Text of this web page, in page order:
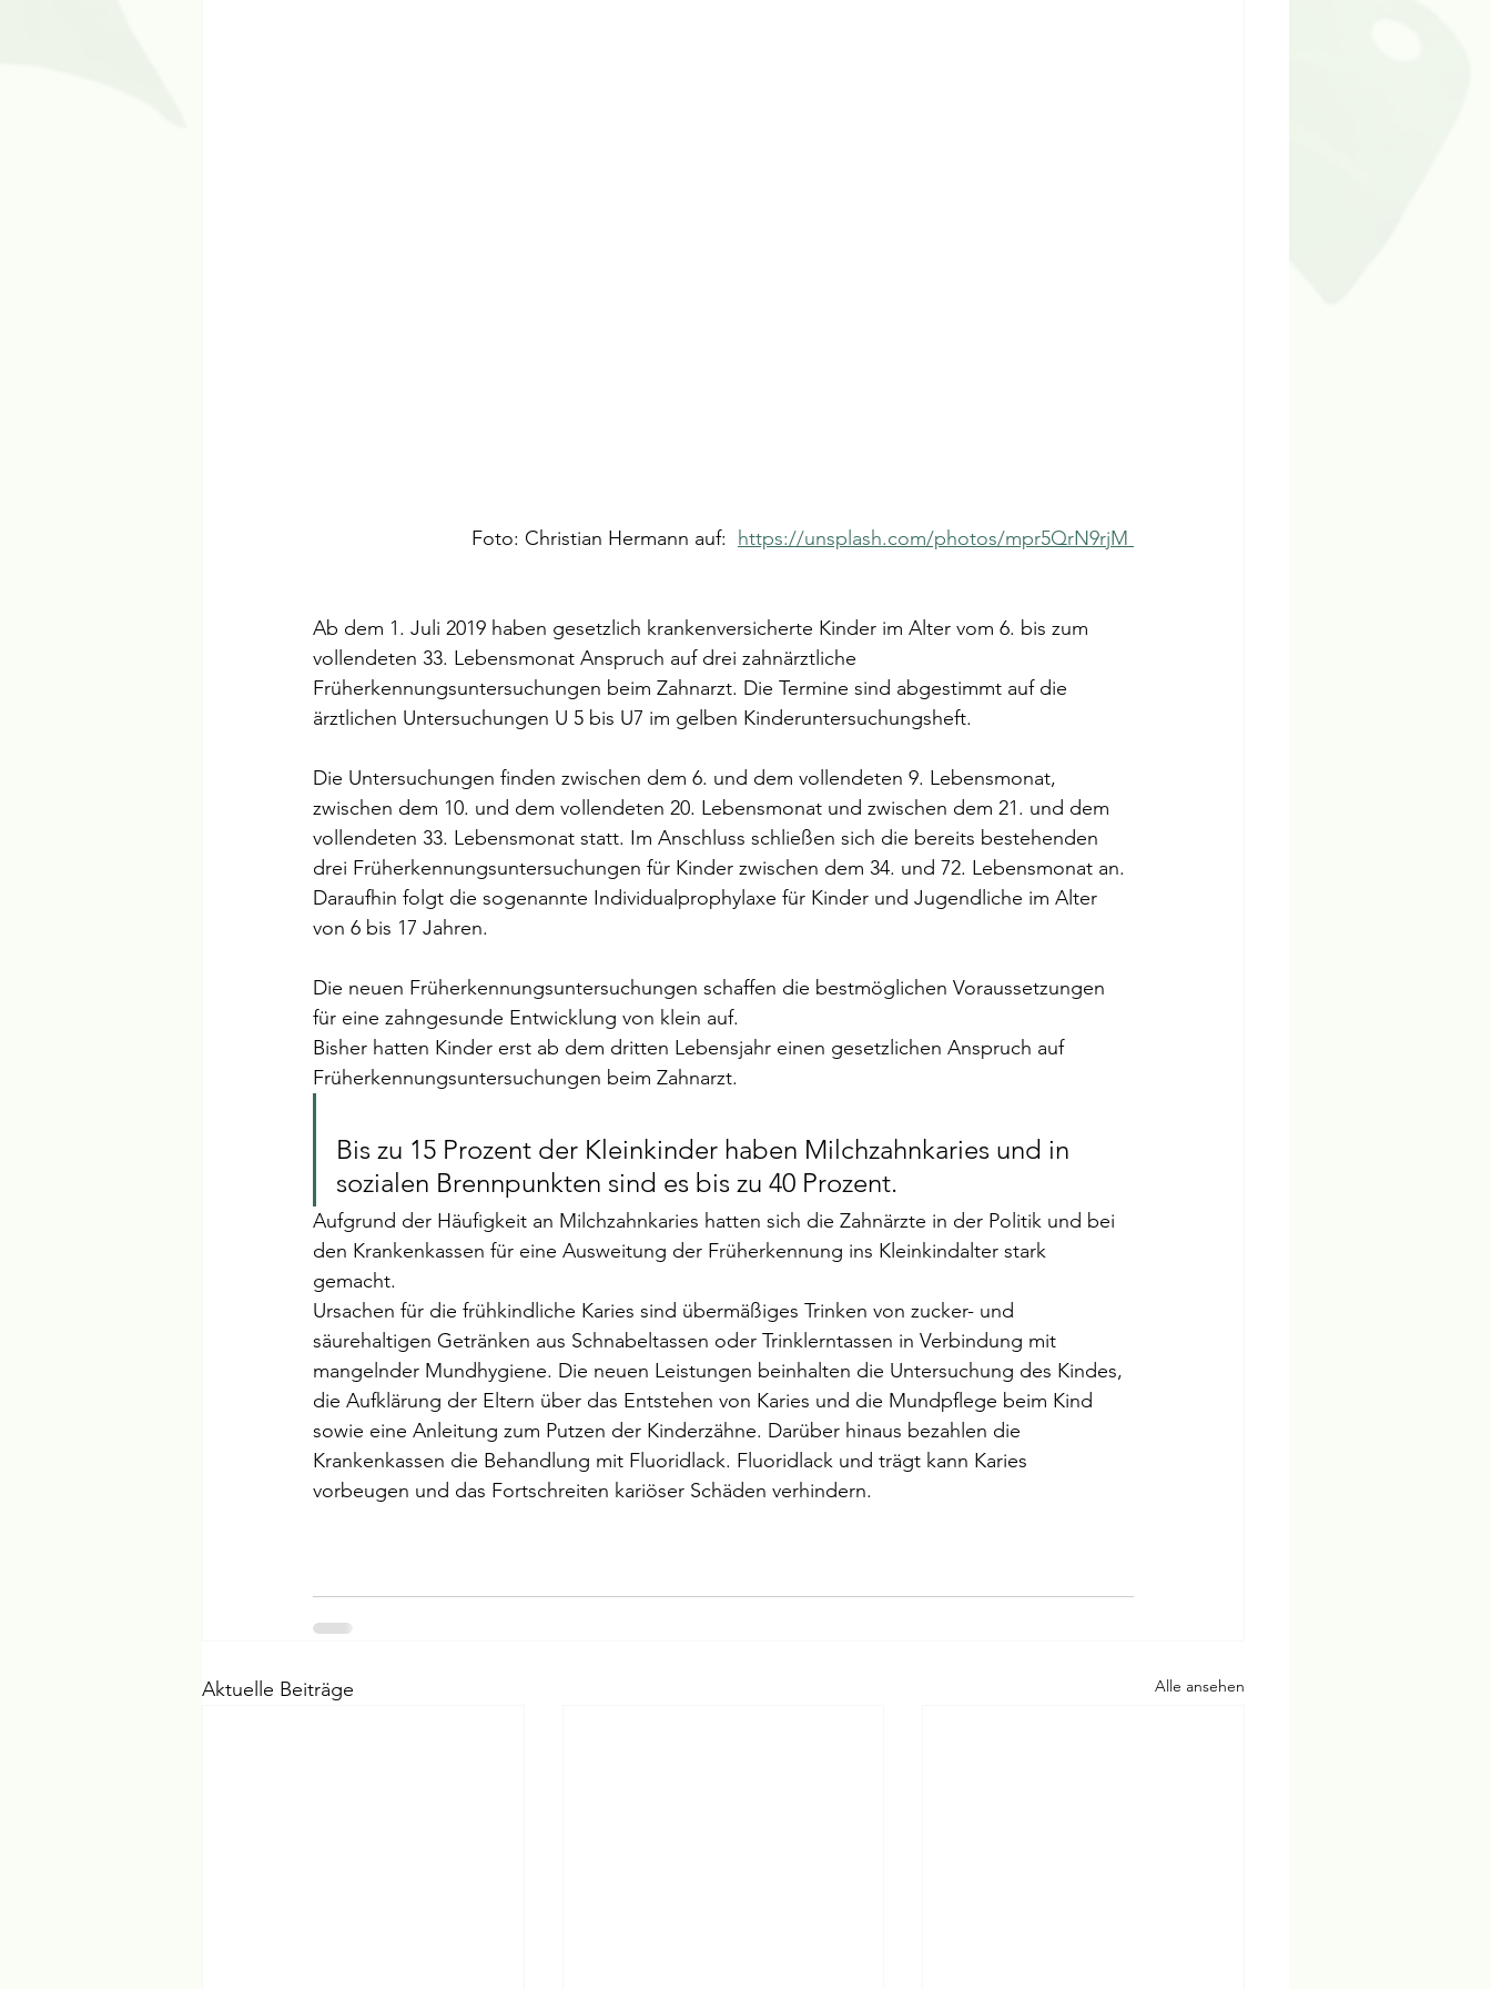
Foto: Christian Hermann auf: https://unsplash.com/photos/mpr5QrN9rjM
Ab dem 1. Juli 2019 haben gesetzlich krankenversicherte Kinder im Alter vom 6. bis zum
vollendeten 33. Lebensmonat Anspruch auf drei zahnärztliche
Früherkennungsuntersuchungen beim Zahnarzt. Die Termine sind abgestimmt auf die
ärztlichen Untersuchungen U 5 bis U7 im gelben Kinderuntersuchungsheft.
Die Untersuchungen finden zwischen dem 6. und dem vollendeten 9. Lebensmonat,
zwischen dem 10. und dem vollendeten 20. Lebensmonat und zwischen dem 21. und dem
vollendeten 33. Lebensmonat statt. Im Anschluss schließen sich die bereits bestehenden
drei Früherkennungsuntersuchungen für Kinder zwischen dem 34. und 72. Lebensmonat an.
Daraufhin folgt die sogenannte Individualprophylaxe für Kinder und Jugendliche im Alter
von 6 bis 17 Jahren.
Die neuen Früherkennungsuntersuchungen schaffen die bestmöglichen Voraussetzungen
für eine zahngesunde Entwicklung von klein auf.
Bisher hatten Kinder erst ab dem dritten Lebensjahr einen gesetzlichen Anspruch auf
Früherkennungsuntersuchungen beim Zahnarzt.
Bis zu 15 Prozent der Kleinkinder haben Milchzahnkaries und in
sozialen Brennpunkten sind es bis zu 40 Prozent.
Aufgrund der Häufigkeit an Milchzahnkaries hatten sich die Zahnärzte in der Politik und bei
den Krankenkassen für eine Ausweitung der Früherkennung ins Kleinkindalter stark
gemacht.
Ursachen für die frühkindliche Karies sind übermäßiges Trinken von zucker- und
säurehaltigen Getränken aus Schnabeltassen oder Trinklerntassen in Verbindung mit
mangelnder Mundhygiene. Die neuen Leistungen beinhalten die Untersuchung des Kindes,
die Aufklärung der Eltern über das Entstehen von Karies und die Mundpflege beim Kind
sowie eine Anleitung zum Putzen der Kinderzähne. Darüber hinaus bezahlen die
Krankenkassen die Behandlung mit Fluoridlack. Fluoridlack und trägt kann Karies
vorbeugen und das Fortschreiten kariöser Schäden verhindern.
Aktuelle Beiträge Alle ansehen